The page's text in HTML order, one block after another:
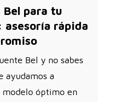
Bel para tu
asesoría rápida
Bel y no sabes
ayudamos a
modelo óptimo en